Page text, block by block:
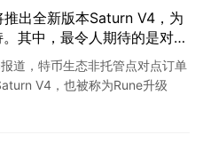
出全新版本Saturn V4，为
其中，最令人期待的是对
V4，用户将能够便捷地
灵活和高效的交易体验。
的便利和可能性，为数字资
期待Saturn V4的上线，共
道，特币生态非托管点对点订单
V4，也被称为Rune升级